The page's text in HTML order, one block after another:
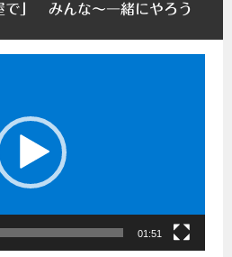
で」 みんな～一緒にやろう
01:51